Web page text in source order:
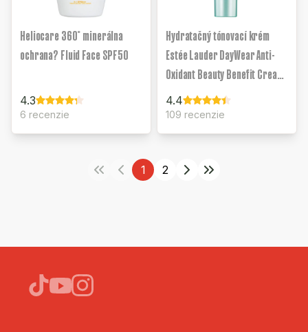
Heliocare 360° minerálna
ochrana? Fluid Face SPF50
4.3
6 recenzie
Hydratačný tónovací krém
Estée Lauder DayWear Anti-
Oxidant Beauty Benefit Cream
SPF35
4.4
109 recenzie
1 2